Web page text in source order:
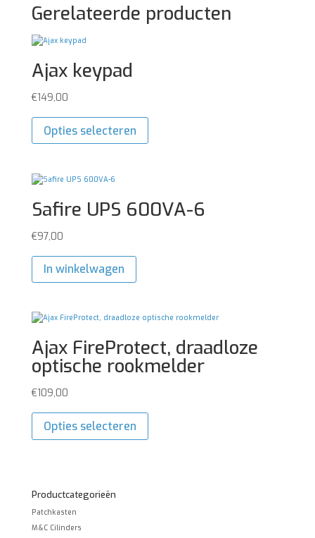
Gerelateerde producten
Ajax keypad
€149,00
Opties selecteren
meerdere
gekozen
worden
Safire UPS 600VA-6
€97,00
In winkelwagen
Ajax FireProtect, draadloze
optische rookmelder
€109,00
Opties selecteren
meerdere
Productcategorieën
Patchkasten
M&C Cilinders